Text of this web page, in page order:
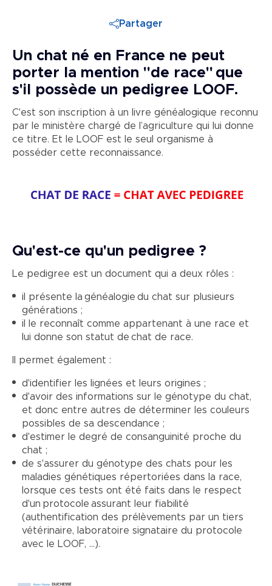
Partager
Un chat né en France ne peut
porter la mention "de race" que
s'il possède un pedigree LOOF.
C'est son inscription à un livre généalogique reconnu
par le ministère chargé de l’agriculture qui lui donne
ce titre. Et le LOOF est le seul organisme à
posséder cette reconnaissance.
Qu'est-ce qu'un pedigree ?
Le pedigree est un document qui a deux rôles :
il présente la généalogie du chat sur plusieurs
générations ;
il le reconnaît comme appartenant à une race et
lui donne son statut de chat de race.
Il permet également :
d'identifier les lignées et leurs origines ;
d'avoir des informations sur le génotype du chat,
et donc entre autres de déterminer les couleurs
possibles de sa descendance ;
d'estimer le degré de consanguinité proche du
chat ;
de s'assurer du génotype des chats pour les
maladies génétiques répertoriées dans la race,
lorsque ces tests ont été faits dans le respect
d'un protocole assurant leur fiabilité
(authentification des prélèvements par un tiers
vétérinaire, laboratoire signataire du protocole
avec le LOOF, ...).